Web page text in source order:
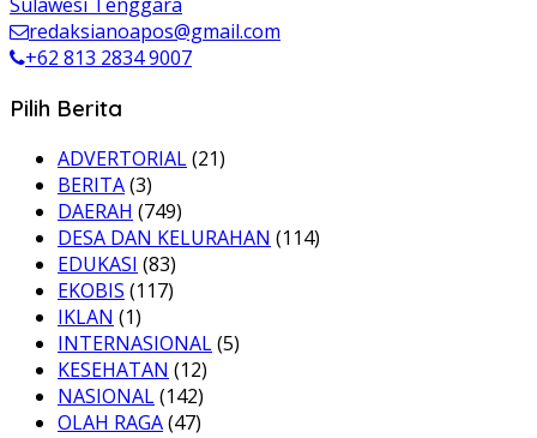
redaksianoapos@gmail.com
+62 813 2834 9007
Pilih Berita
ADVERTORIAL(21)
BERITA(3)
DAERAH (749)
DESA DAN KELURAHAN (114)
EDUKASI (83)
EKOBIS (117)
IKLAN (1)
INTERNASIONAL(5)
KESEHATAN (12)
NASIONAL(142)
OLAH RAGA(47)